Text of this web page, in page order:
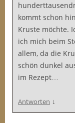
kommt schon
Kruste möchte.
ich mich beim
allem, da die
schön dunkel
im Rezept…
Antworten ↓